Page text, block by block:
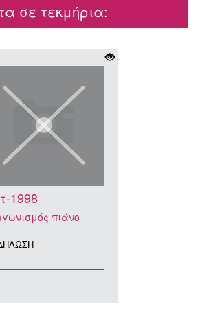
σε τεκμήρια:
1998
πιάνο